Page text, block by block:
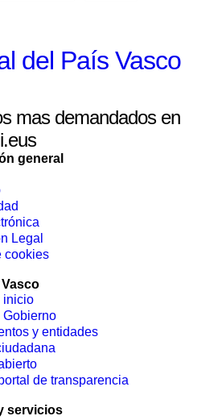
del País Vasco
mas demandados en
general
Legal
cookies
inicio
y entidades
de transparencia
servicios